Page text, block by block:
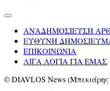
ΑΝΑΔΗΜΟΣΙΕΥΣΗ
ΕΥΘΥΝΗ
ΕΠΙΚΟΙΝΩΝΙΑ
ΛΙΓΑ ΛΟΓΙΑ ΓΙΑ ΕΜΑΣ
© DIAVLOS News